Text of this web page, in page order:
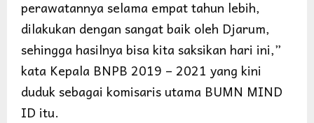
perawatannya selama empat tahun lebih,
dilakukan dengan sangat baik oleh Djarum,
sehingga hasilnya bisa kita saksikan hari ini,”
kata Kepala BNPB 2019 – 2021 yang kini
duduk sebagai komisaris utama BUMN MIND
ID itu.